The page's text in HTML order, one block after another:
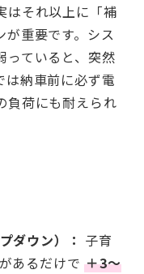
はそれ以上に「補
重要です。シス
っていると、突然
は納車前に必ず電
負荷にも耐えられ
ダウン）： 子育
あるだけで＋3〜